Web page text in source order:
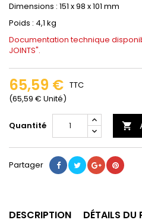
Dimensions : 151 x 98 x 101 mm
Poids : 4,1 kg
Documentation technique
JOINTS".
65,59 €
(65,59 € Unité)
TTC
Quantité 
Partager
DESCRIPTION
DÉTAILS DU